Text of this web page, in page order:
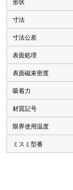
寸法
寸法公差
表面処理
表面磁束密度
吸着力
材質記号
限界使用温度
ミスミ型番